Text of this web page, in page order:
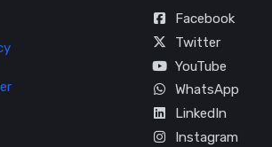
Facebook
Twitter
YouTube
WhatsApp
LinkedIn
Instagram